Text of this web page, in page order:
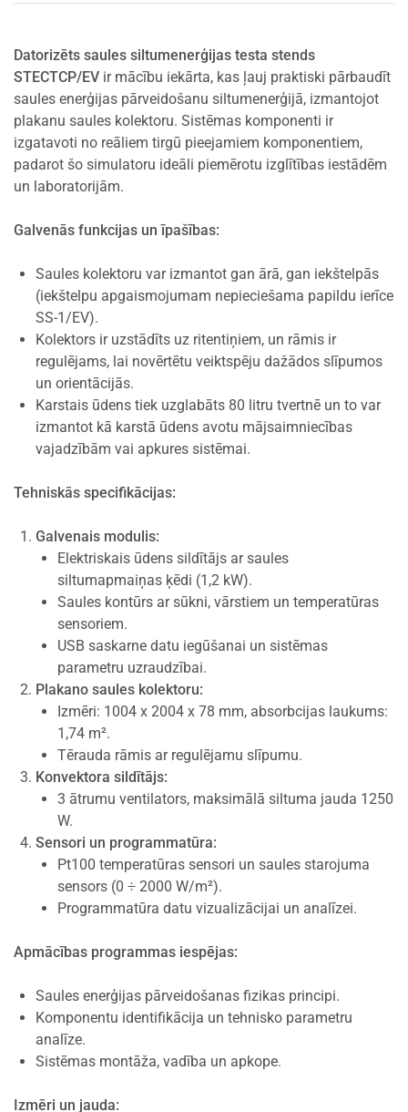
Datorizēts saules siltumenerģijas testa stends
STECTCP/EV ir mācību iekārta, kas ļauj praktiski pārbaudīt
saules enerģijas pārveidošanu siltumenerģijā, izmantojot
plakanu saules kolektoru. Sistēmas komponenti ir
izgatavoti no reāliem tirgū pieejamiem komponentiem,
padarot šo simulatoru ideāli piemērotu izglītības iestādēm
un laboratorijām.
Galvenās funkcijas un īpašības:
Saules kolektoru var izmantot gan ārā, gan iekštelpās
(iekštelpu apgaismojumam nepieciešama papildu ierīce
SS-1/EV).
Kolektors ir uzstādīts uz ritentiņiem, un rāmis ir
regulējams, lai novērtētu veiktspēju dažādos slīpumos
un orientācijās.
Karstais ūdens tiek uzglabāts 80 litru tvertnē un to var
izmantot kā karstā ūdens avotu mājsaimniecības
vajadzībām vai apkures sistēmai.
Tehniskās specifikācijas:
Galvenais modulis:
Elektriskais ūdens sildītājs ar saules
siltumapmaiņas ķēdi (1,2 kW).
Saules kontūrs ar sūkni, vārstiem un temperatūras
sensoriem.
USB saskarne datu iegūšanai un sistēmas
parametru uzraudzībai.
Plakano saules kolektoru:
Izmēri: 1004 x 2004 x 78 mm, absorbcijas laukums:
1,74 m².
Tērauda rāmis ar regulējamu slīpumu.
Konvektora sildītājs:
3 ātrumu ventilators, maksimālā siltuma jauda 1250
W.
Sensori un programmatūra:
Pt100 temperatūras sensori un saules starojuma
sensors (0 ÷ 2000 W/m²).
Programmatūra datu vizualizācijai un analīzei.
Apmācības programmas iespējas:
Saules enerģijas pārveidošanas fizikas principi.
Komponentu identifikācija un tehnisko parametru
analīze.
Sistēmas montāža, vadība un apkope.
Izmēri un jauda: